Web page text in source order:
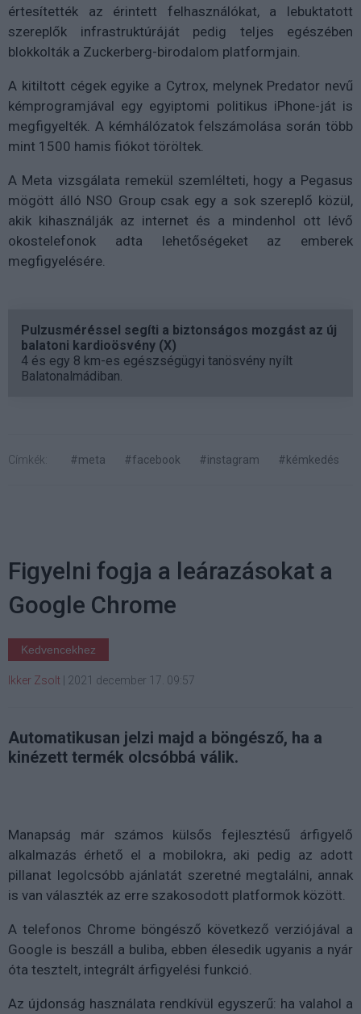
értesítették az érintett felhasználókat, a lebuktatott
szereplők infrastruktúráját pedig teljes egészében
blokkolták a Zuckerberg-birodalom platformjain.
A kitiltott cégek egyike a Cytrox, melynek Predator nevű
kémprogramjával egy egyiptomi politikus iPhone-ját is
megfigyelték. A kémhálózatok felszámolása során több
mint 1500 hamis fiókot töröltek.
A Meta vizsgálata remekül szemlélteti, hogy a Pegasus
mögött álló NSO Group csak egy a sok szereplő közül,
akik kihasználják az internet és a mindenhol ott lévő
okostelefonok adta lehetőségeket az emberek
megfigyelésére.
Pulzusméréssel segíti a biztonságos mozgást az új
balatoni kardioösvény (X)
4 és egy 8 km-es egészségügyi tanösvény nyílt
Balatonalmádiban.
Címkék: #meta #facebook #instagram #kémkedés
Figyelni fogja a leárazásokat a
Google Chrome
Kedvencekhez
Ikker Zsolt 2021 december 17. 09:57
Automatikusan jelzi majd a böngésző, ha a
kinézett termék olcsóbbá válik.
Manapság már számos külsős fejlesztésű árfigyelő
alkalmazás érhető el a mobilokra, aki pedig az adott
pillanat legolcsóbb ajánlatát szeretné megtalálni, annak
is van választék az erre szakosodott platformok között.
A telefonos Chrome böngésző következő verziójával a
Google is beszáll a buliba, ebben élesedik ugyanis a nyár
óta tesztelt, integrált árfigyelési funkció.
Az újdonság használata rendkívül egyszerű: ha valahol a